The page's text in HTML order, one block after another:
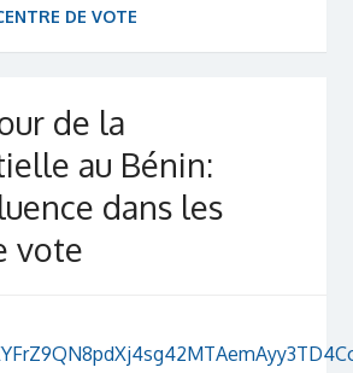
DE VOTE
de la
au Bénin:
dans les
vote